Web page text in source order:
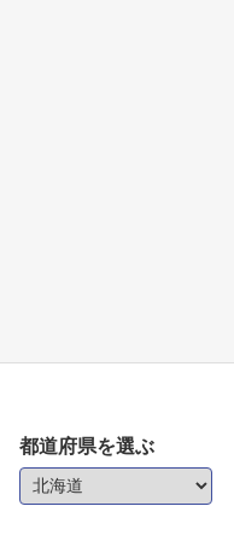
都道府県を選ぶ